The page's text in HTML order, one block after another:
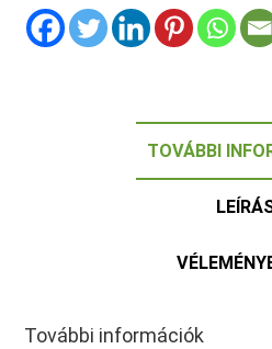
TOVÁBBI
További információk